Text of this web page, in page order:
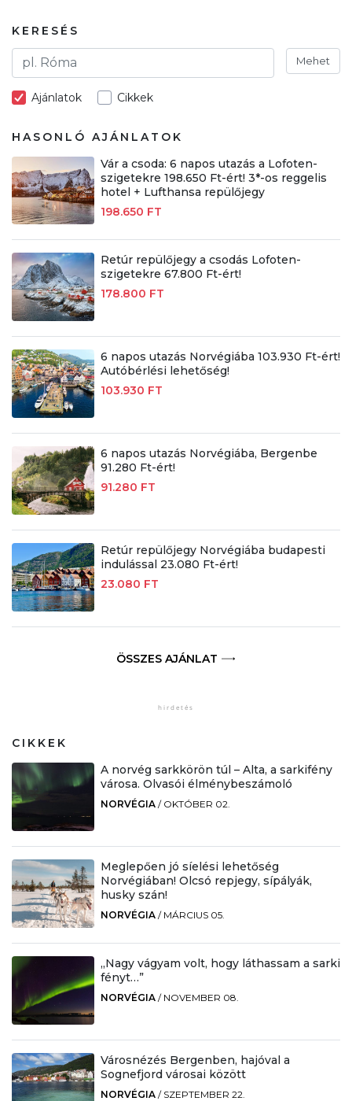
KERESÉS
Mehet
Ajánlatok Cikkek
HASONLÓ AJÁNLATOK
Vár a csoda: 6 napos utazás a Lofoten-
szigetekre 198.650 Ft-ért! 3*-os reggelis
hotel + Lufthansa repülőjegy
198.650 FT
Retúr repülőjegy a csodás Lofoten-
szigetekre 67.800 Ft-ért!
178.800 FT
6 napos utazás Norvégiába 103.930 Ft-ért!
Autóbérlési lehetőség!
103.930 FT
6 napos utazás Norvégiába, Bergenbe
91.280 Ft-ért!
91.280 FT
Retúr repülőjegy Norvégiába budapesti
indulással 23.080 Ft-ért!
23.080 FT
ÖSSZES AJÁNLAT
CIKKEK
A norvég sarkkörön túl – Alta, a sarkifény
városa. Olvasói élménybeszámoló
NORVÉGIA / OKTÓBER 02.
Meglepően jó síelési lehetőség
Norvégiában! Olcsó repjegy, sípályák,
husky szán!
NORVÉGIA / MÁRCIUS 05.
„Nagy vágyam volt, hogy láthassam a sarki
fényt…”
NORVÉGIA / NOVEMBER 08.
Városnézés Bergenben, hajóval a
Sognefjord városai között
NORVÉGIA / SZEPTEMBER 22.